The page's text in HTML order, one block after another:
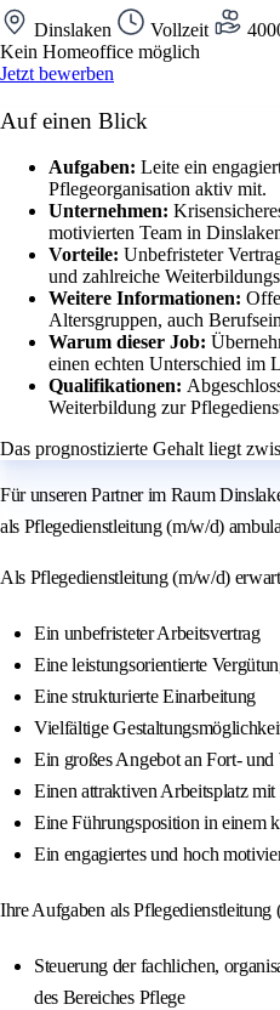
Dinslaken Vollzeit
Kein Homeoffice möglich
Jetzt bewerben
Auf einen Blick
Aufgaben: Leite ein
Pflegeorganisation aktiv mit.
Unternehmen:
motivierten Team in
Vorteile: Unbefristeter
und zahlreiche
Weitere Informationen:
Altersgruppen, auch
Warum dieser Job:
einen echten Unterschied im
Qualifikationen:
Weiterbildung zur
Das prognostizierte Gehalt liegt
Für unseren Partner im Raum
als Pflegedienstleitung (m/w/d)
Als Pflegedienstleitung (m/w/d)
Ein unbefristeter Arbeitsvertrag
Eine leistungsorientierte
Eine strukturierte Einarbeitung
Vielfältige
Ein großes Angebot an Fort- und
Einen attraktiven Arbeitsplatz
Eine Führungsposition in einem
Ein engagiertes und hoch
Ihre Aufgaben als Pflegedienstleitung
Steuerung der fachlichen,
des Bereiches Pflege